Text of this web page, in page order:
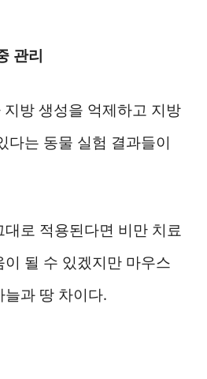
관리
지방 생성을 억제하고 지방
다는 동물 실험 결과들이
로 적용된다면 비만 치료
될 수 있겠지만 마우스
과 땅 차이다.